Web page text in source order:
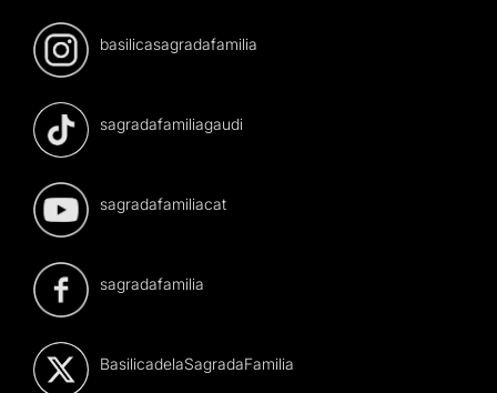
basilicasagradafamilia
sagradafamiliagaudi
sagradafamiliacat
sagradafamilia
BasilicadelaSagradaFamilia